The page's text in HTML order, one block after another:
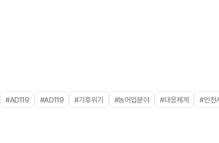
#AD119 #AD119 #기후위기 #농어업분야 #대응체계 #인천